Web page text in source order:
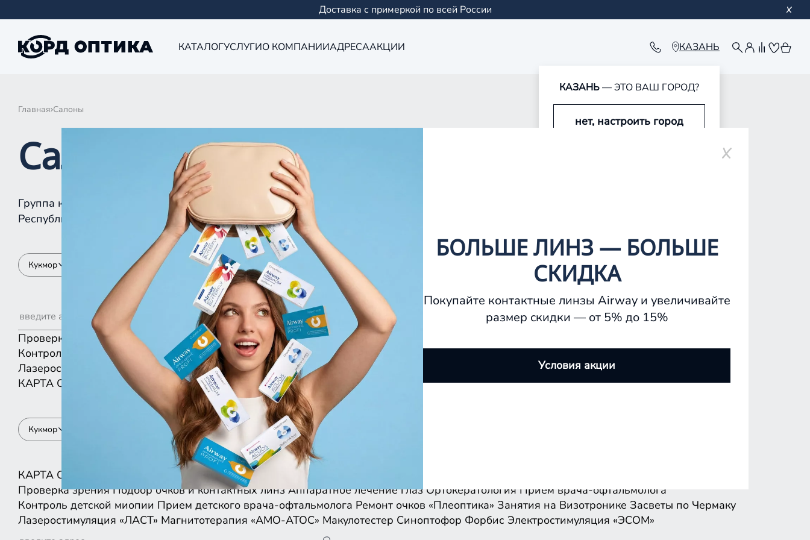
Доставка с примеркой по всей России
КАТАЛОГУСЛУГИО КОМПАНИИАДРЕСААКЦИИ КАЗАНЬ
КАЗАНЬ— ЭТО ВАШ ГОРОД?
нет, настроить город
Главная Салоны
Салоны КОРД Оптика в Кукморе
Группа компаний «Корд Оптика» - это более 100 салонов в Казани и
Республике Татарстан, Самаре, Уфе, Рыбинске.
Кукмор
Проверка зрения Подбор очков и контактных линз Аппаратное лечение глаз
Контроль детской миопии
Прием детского врача-офтальмолога Ремонт очков «Плеоптика» Занятия на Визотронике Засветы по Чермаку
Лазеростимуляция «ЛАСТ»
Магнитотерапия «АМО-АТОС» Макулотестер
Электростимуляция «ЭСОМ»
КАРТА СПИСКОМ
Кукмор
КАРТА СПИСКОМ
Проверка зрения Подбор очков и контактных линз Аппаратное лечение глаз Ортокератология Прием врача-офтальмолога
Контроль детской миопии Прием детского врача-офтальмолога Ремонт очков «Плеоптика» Занятия на Визотронике Засветы по Чермаку
Лазеростимуляция «ЛАСТ» Магнитотерапия «АМО-АТОС» Макулотестер Синоптофор Форбис Электростимуляция «ЭСОМ»
БОЛЬШЕ ЛИНЗ — БОЛЬШЕ
СКИДКА
Покупайте контактные линзы Airway и увеличивайте
размер скидки — от 5% до 15%
Условия акции